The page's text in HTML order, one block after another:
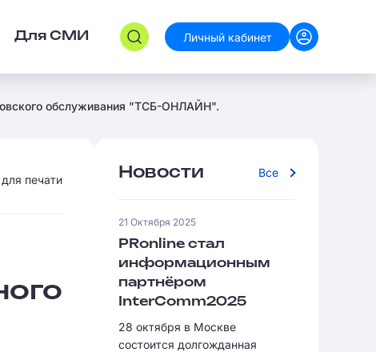
Для СМИ Личный кабинет
обслуживания "ТСБ-ОНЛАЙН".
печати Новости Все
21 Октября 2025
PRonline стал
информационным
партнёром
InterComm2025
28 октября в Москве
состоится долгожданная